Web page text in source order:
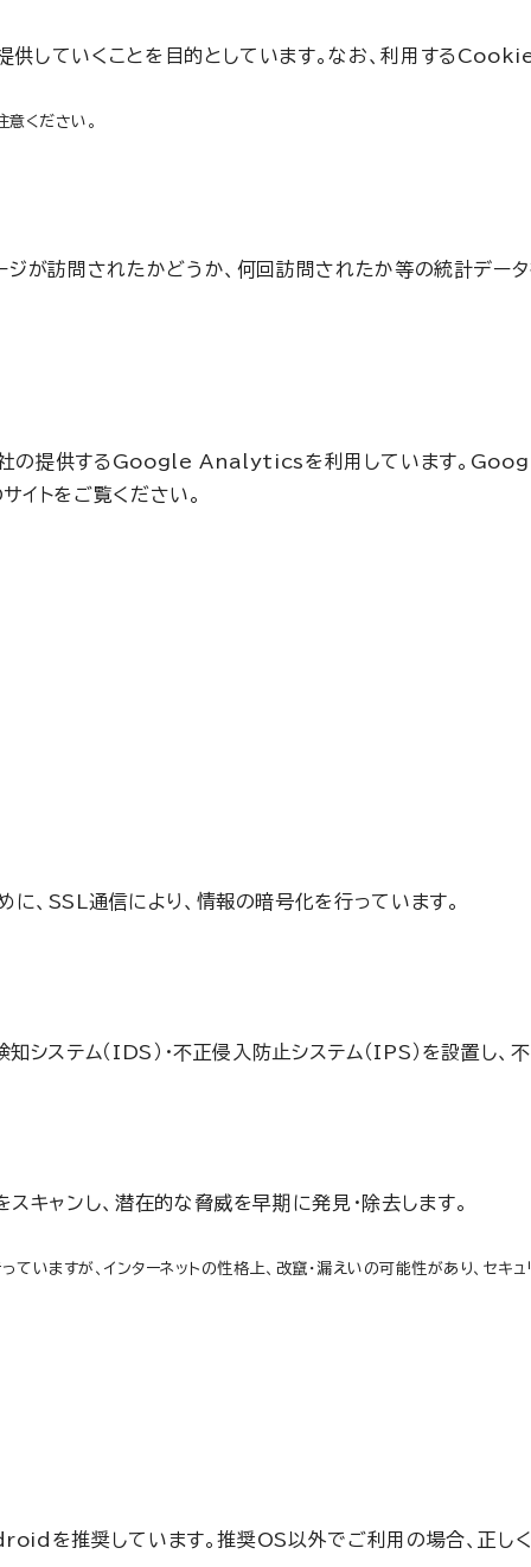
ていくことを目的としています。なお、利用する
ください。
訪問されたかどうか、何回訪問されたか等の統計デ
社の提供するGoogle Analyticsを利用しています。
トをご覧ください。
、SSL通信により、情報の暗号化を行っています。
システム（IDS）・不正侵入防止システム（IPS）を設置し、
キャンし、潜在的な脅威を早期に発見・除去します。
いますが、インターネットの性格上、改竄・漏えいの可能性があり、セ
を推奨しています。推奨OS以外でご利用の場合、正しく